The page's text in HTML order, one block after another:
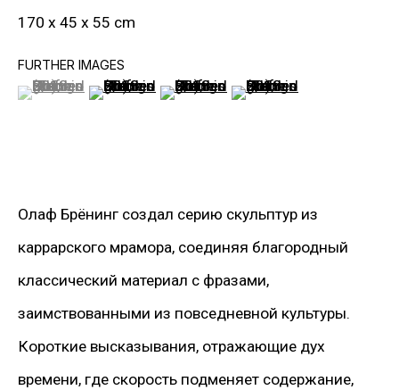
О Галерее
ПОДПИСАТЬСЯ НА НАС
Facebook*
170 x 45 x 55 cm
FURTHER IMAGES
(View a larger image of thumbnail 1 )
, currently selected.
, currently selected.
, currently selected.(View a larger image of thumbnail 2 )
(View a larger image of thumbnail
(View a larger image of
Олаф Брёнинг создал серию скульптур из
каррарского мрамора, соединяя благородный
классический материал с фразами,
заимствованными из повседневной культуры.
Короткие высказывания, отражающие дух
времени, где скорость подменяет содержание,